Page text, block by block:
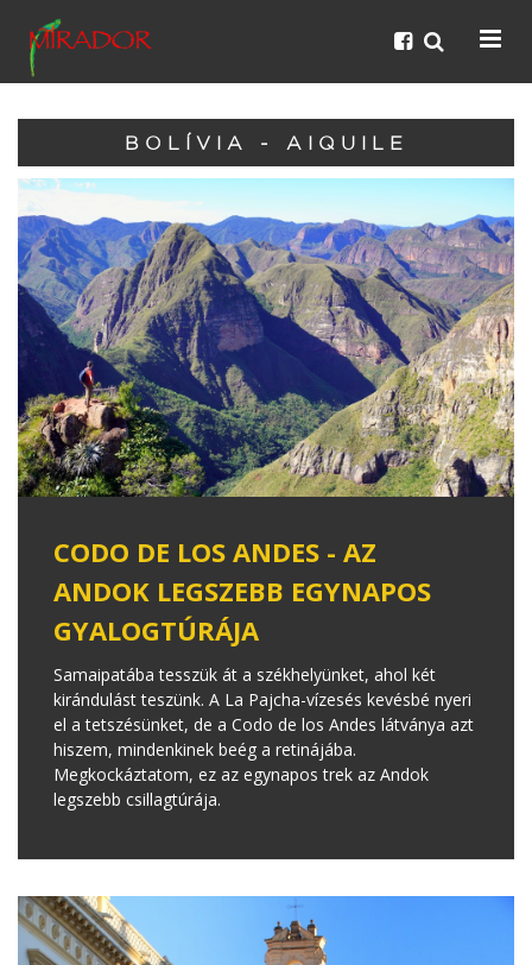
BOLÍVIA - AIQUILE
CODO DE LOS ANDES - AZ
ANDOK LEGSZEBB EGYNAPOS
GYALOGTÚRÁJA
Samaipatába tesszük át a székhelyünket, ahol két
kirándulást teszünk. A La Pajcha-vízesés kevésbé nyeri
el a tetszésünket, de a Codo de los Andes látványa azt
hiszem, mindenkinek beég a retinájába.
Megkockáztatom, ez az egynapos trek az Andok
legszebb csillagtúrája.